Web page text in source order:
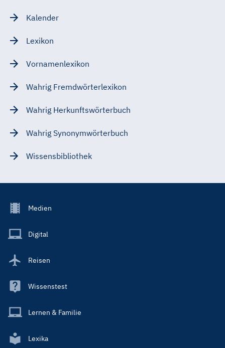
Kalender
Lexikon
Vornamenlexikon
Wahrig Fremdwörterlexikon
Wahrig Herkunftswörterbuch
Wahrig Synonymwörterbuch
Wissensbibliothek
Footer
Main
Medien
Digital
Reisen
Wissenstest
Lernen & Familie
Lexika